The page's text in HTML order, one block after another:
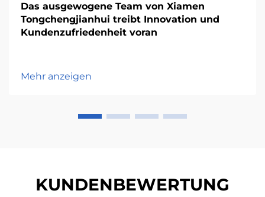
Das ausgewogene Team von Xiamen
Tongchengjianhui treibt Innovation und
Kundenzufriedenheit voran
Mehr anzeigen
KUNDENBEWERTUNG